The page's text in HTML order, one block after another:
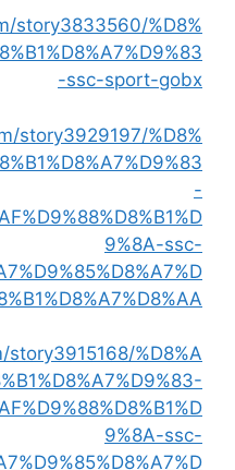
story3833560/%D8%
-ssc-sport-gobx
story3929197/%D8%
-
9%8A-ssc-
%D8%A
9%8A-ssc-